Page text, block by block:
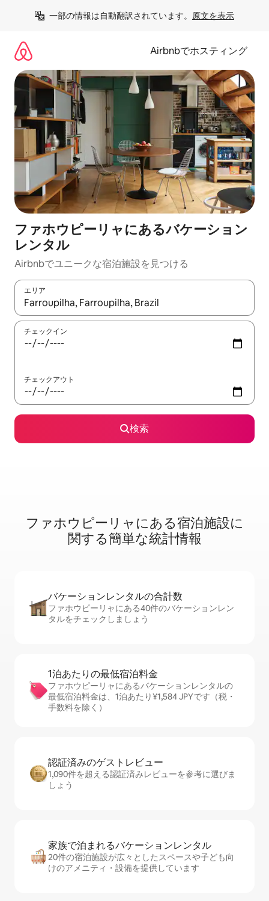
一部の情報は自動翻訳されています。 原文を表示
Airbnbでホスティング
ファホウピーリャにあるバケーション
レンタル
Airbnbでユニークな宿泊施設を見つける
エリア
検索結果が表示されたら、上下の矢印キーを使って移動するか
チェックイン
チェックアウト
検索
ファホウピーリャに⁠あ⁠る宿⁠泊⁠施⁠設⁠に
関⁠す⁠る簡⁠単⁠な統⁠計⁠情⁠報
バケーションレ⁠ン⁠タ⁠ル⁠の合⁠計⁠数
ファホウピーリャにある40件のバケーションレン
タルをチェックしましょう
1泊あたりの最⁠低⁠宿⁠泊⁠料⁠金
ファホウピーリャにあるバケーションレンタルの
最低宿泊料金は、1泊あたり¥1,584 JPYです（税・
手数料を除く）
認証済みのゲ⁠ス⁠ト⁠レ⁠ビ⁠ュ⁠ー
1,090件を超える認証済みレビューを参考に選びま
しょう
家族で泊まれるバ⁠ケ⁠ー⁠シ⁠ョ⁠ンレ⁠ン⁠タ⁠ル
20件の宿泊施設が広々としたスペースや子ども向
けのアメニティ・設備を提供しています